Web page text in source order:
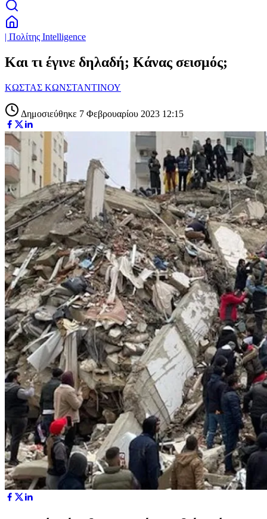
| Πολίτης Intelligence
Και τι έγινε δηλαδή; Κάνας σεισμός;
ΚΩΣΤΑΣ ΚΩΝΣΤΑΝΤΙΝΟΥ
Δημοσιεύθηκε 7 Φεβρουαρίου 2023 12:15